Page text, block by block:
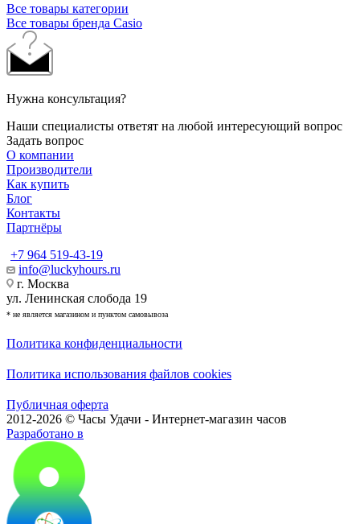
Все товары категории
Все товары бренда Casio
Нужна консультация?
Наши специалисты ответят на любой интересующий вопрос
Задать вопрос
О компании
Производители
Как купить
Блог
Контакты
Партнёры
+7 964 519-43-19
info@luckyhours.ru
г. Москва
ул. Ленинская слобода 19
* не является магазином и пунктом самовывоза
Политика конфиденциальности
Политика использования файлов cookies
Публичная оферта
2012-2026 © Часы Удачи - Интернет-магазин часов
Разработано в